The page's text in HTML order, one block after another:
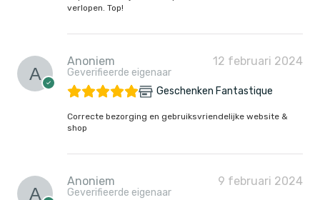
verlopen. Top!
Anoniem
Geverifieerde eigenaar
12 februari 2024
Geschenken Fantastique
Correcte bezorging en gebruiksvriendelijke website &
shop
Anoniem
Geverifieerde eigenaar
9 februari 2024